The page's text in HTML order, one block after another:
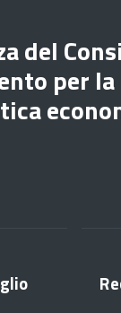
del
per